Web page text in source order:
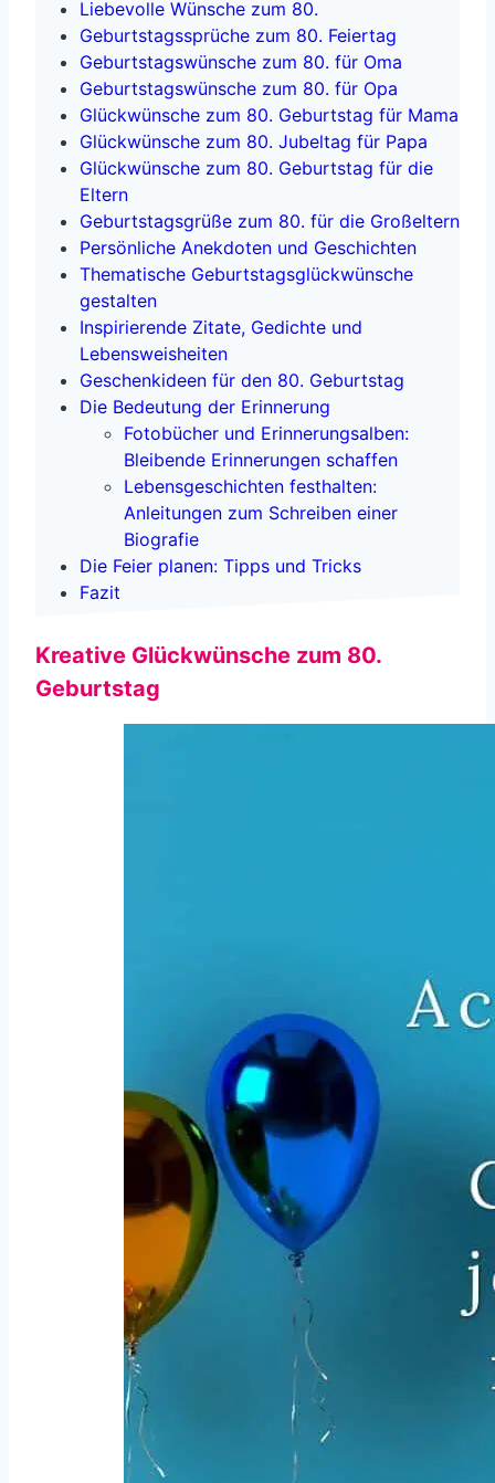
Liebevolle Wünsche zum 80.
Geburtstagssprüche zum 80. Feiertag
Geburtstagswünsche zum 80. für Oma
Geburtstagswünsche zum 80. für Opa
Glückwünsche zum 80. Geburtstag für Mama
Glückwünsche zum 80. Jubeltag für Papa
Glückwünsche zum 80. Geburtstag für die
Eltern
Geburtstagsgrüße zum 80. für die Großeltern
Persönliche Anekdoten und Geschichten
Thematische Geburtstagsglückwünsche
gestalten
Inspirierende Zitate, Gedichte und
Lebensweisheiten
Geschenkideen für den 80. Geburtstag
Die Bedeutung der Erinnerung
Fotobücher und Erinnerungsalben:
Bleibende Erinnerungen schaffen
Lebensgeschichten festhalten:
Anleitungen zum Schreiben einer
Biografie
Die Feier planen: Tipps und Tricks
Fazit
Kreative Glückwünsche zum 80.
Geburtstag